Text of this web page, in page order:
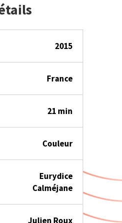
2015
France
21 min
Couleur
Eurydice
Calméjane
Julien Roux